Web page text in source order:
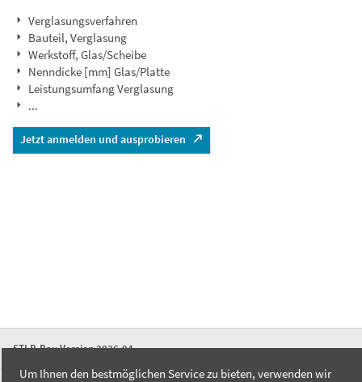
Verglasungsverfahren
Bauteil, Verglasung
Werkstoff, Glas/Scheibe
Nenndicke [mm] Glas/Platte
Leistungsumfang Verglasung
...
Jetzt anmelden und ausprobieren
STLB-Bau Version 2026-04
Um Ihnen den bestmöglichen Service zu bieten, verwenden wir